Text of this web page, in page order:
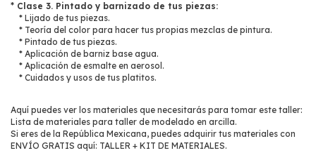
* Clase 3. Pintado y barnizado de tus piezas:
* Lijado de tus piezas.
* Teoría del color para hacer tus propias mezclas de pintura.
* Pintado de tus piezas.
* Aplicación de barniz base agua.
* Aplicación de esmalte en aerosol.
* Cuidados y usos de tus platitos.
Aquí puedes ver los materiales que necesitarás para tomar este taller:
Lista de materiales para taller de modelado en arcilla.
Si eres de la República Mexicana, puedes adquirir tus materiales con
ENVÍO GRATIS aquí: TALLER + KIT DE MATERIALES.